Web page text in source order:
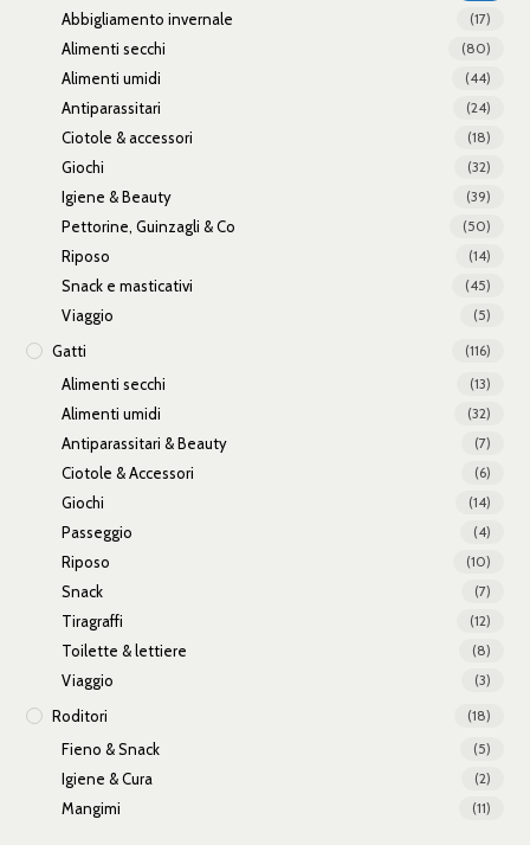
Abbigliamento invernale (17)
Alimenti secchi (80)
Alimenti umidi (44)
Antiparassitari (24)
Ciotole & accessori (18)
Giochi (32)
Igiene & Beauty (39)
Pettorine, Guinzagli & Co (50)
Riposo (14)
Snack e masticativi (45)
Viaggio (5)
Gatti (116)
Alimenti secchi (13)
Alimenti umidi (32)
Antiparassitari & Beauty (7)
Ciotole & Accessori (6)
Giochi (14)
Passeggio (4)
Riposo (10)
Snack (7)
Tiragraffi (12)
Toilette & lettiere (8)
Viaggio (3)
Roditori (18)
Fieno & Snack (5)
Igiene & Cura (2)
Mangimi (11)